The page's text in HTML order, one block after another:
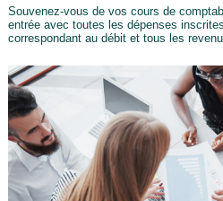
Souvenez-vous de vos cours de
entrée avec toutes les dépenses
correspondant au débit et tous les